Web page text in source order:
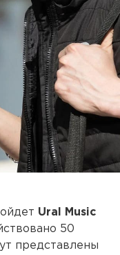
Ural Music
50
представлены